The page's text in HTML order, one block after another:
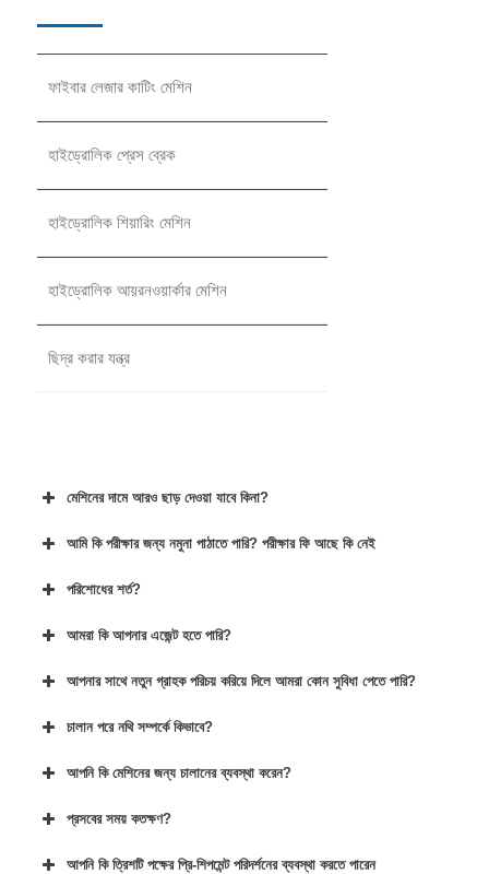
ফাইবার লেজার কাটিং মেশিন
হাইড্রোলিক প্রেস ব্রেক
হাইড্রোলিক শিয়ারিং মেশিন
হাইড্রোলিক আয়রনওয়ার্কার মেশিন
ছিদ্র করার যন্ত্র
মেশিনের দামে আরও ছাড় দেওয়া যাবে কিনা?
আমি কি পরীক্ষার জন্য নমুনা পাঠাতে পারি? পরীক্ষার ফি আছে কি নেই
পরিশোধের শর্ত?
আমরা কি আপনার এজেন্ট হতে পারি?
আপনার সাথে নতুন গ্রাহক পরিচয় করিয়ে দিলে আমরা কোন সুবিধা পেতে পারি?
চালান পরে নথি সম্পর্কে কিভাবে?
আপনি কি মেশিনের জন্য চালানের ব্যবস্থা করেন?
প্রসবের সময় কতক্ষণ?
আপনি কি ত্রিশটি পক্ষের প্রি-শিপমেন্ট পরিদর্শনের ব্যবস্থা করতে পারেন